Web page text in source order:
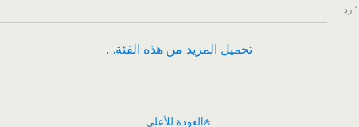
1 رد
تحميل المزيد من هذه الفئة…
العودة للأعلى